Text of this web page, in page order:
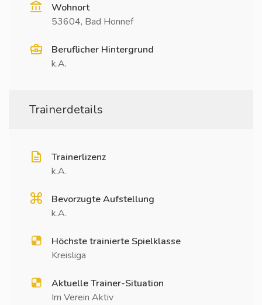
Wohnort
53604, Bad Honnef
Beruflicher Hintergrund
k.A.
Trainerdetails
Trainerlizenz
k.A.
Bevorzugte Aufstellung
k.A.
Höchste trainierte Spielklasse
Kreisliga
Aktuelle Trainer-Situation
Im Verein Aktiv